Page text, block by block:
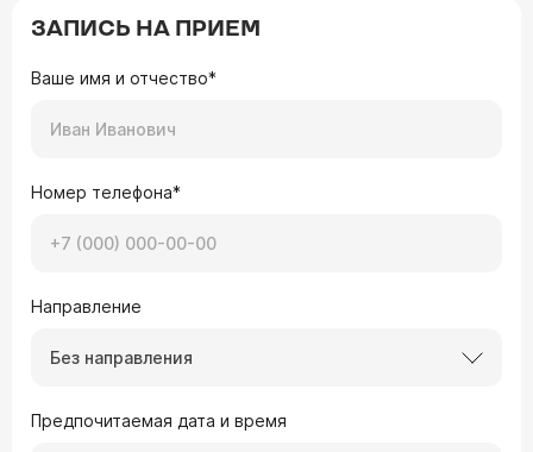
ЗАПИСЬ НА ПРИЕМ
Ваше имя и отчество*
Номер телефона*
Направление
Без направления
Предпочитаемая дата и время